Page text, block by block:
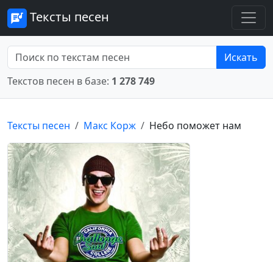
Тексты песен
Искать
Текстов песен в базе: 1 278 749
Тексты песен Макс Корж Небо поможет нам